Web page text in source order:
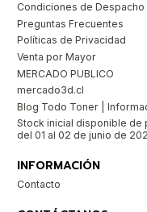
Condiciones de Despacho
Preguntas Frecuentes
Políticas de Privacidad
Venta por Mayor
MERCADO PUBLICO
mercado3d.cl
Blog Todo Toner |
Stock inicial disponible
del 01 al 02 de junio de
INFORMACIÓN
Contacto